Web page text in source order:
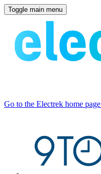
Toggle main menu
Go to the Electrek home page